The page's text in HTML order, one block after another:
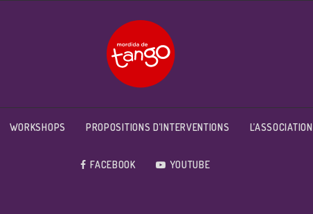
WORKSHOPS PROPOSITIONS D’INTERVENTIONS L’ASSOCIATION
FACEBOOK YOUTUBE